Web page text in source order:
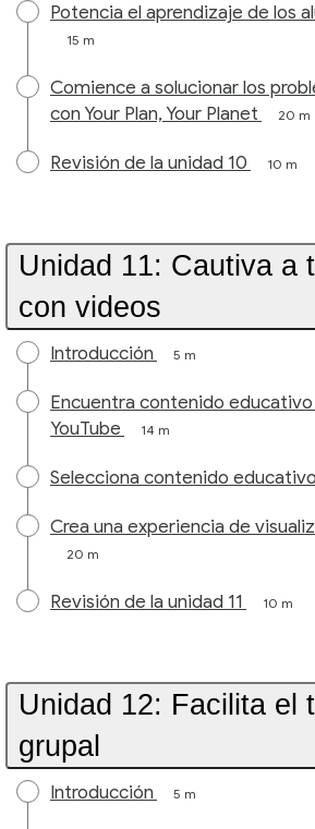
Potencia el aprendizaje de los
15 m
Comience a solucionar los
con Your Plan, Your Planet
20 m
Revisión de la unidad 10 10 m
Unidad 11: Cautiva a
con videos
Introducción 5 m
Encuentra contenido
YouTube
14 m
Selecciona contenido
Crea una experiencia de
20 m
Revisión de la unidad 11 10 m
Unidad 12: Facilita el
grupal
Introducción 5 m